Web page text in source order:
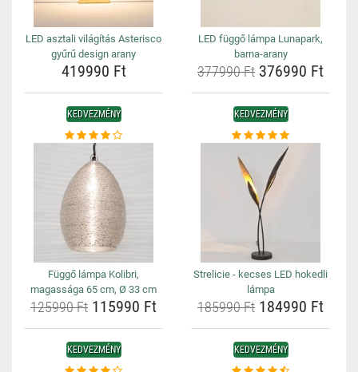
LED asztali világítás Asterisco
gyűrű design arany
419990 Ft
LED függő lámpa Lunapark,
barna-arany
377990 Ft 376990 Ft
KEDVEZMÉNY
Függő lámpa Kolibri,
magassága 65 cm, Ø 33 cm
125990 Ft 115990 Ft
KEDVEZMÉNY
Strelicie - kecses LED hokedli
lámpa
185990 Ft 184990 Ft
KEDVEZMÉNY KEDVEZMÉNY